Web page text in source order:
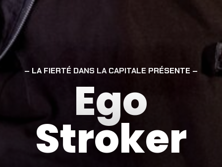
LA FIERTÉ DANS LA CAPITALE PRÉSENTE
Ego
Stroker